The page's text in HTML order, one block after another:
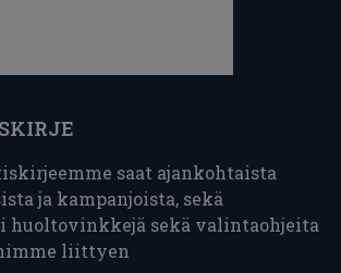
saat ajankohtaista
ja kampanjoista, sekä
huoltovinkkejä sekä valintaohjeita
liittyen